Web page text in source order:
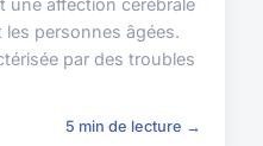
une affection cérébrale
personnes âgées.
par des troubles
5 min de lecture →